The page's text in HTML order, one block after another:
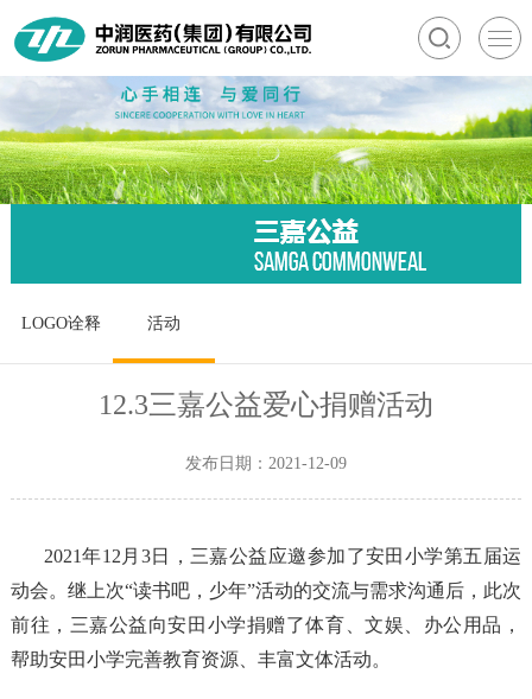
LOGO诠释 活动
12.3三嘉公益爱心捐赠活动
发布日期：2021-12-09
2021年12月3日，三嘉公益应邀参加了安田小学第五届运
动会。继上次“读书吧，少年”活动的交流与需求沟通后，此次
前往，三嘉公益向安田小学捐赠了体育、文娱、办公用品，
帮助安田小学完善教育资源、丰富文体活动。